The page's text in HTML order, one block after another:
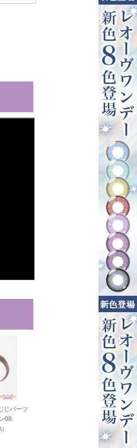
じパーツ
08
)
PRO 襟足パ
50cm - ブラ
2,450
円(税込)